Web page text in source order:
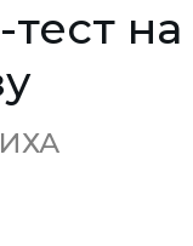
на